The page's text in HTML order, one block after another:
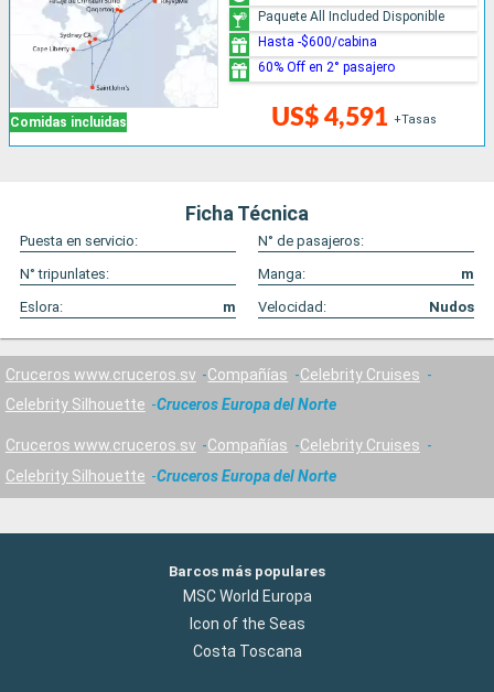
Comidas incluidas US$ 4,591 +Tasas
Paquete All Included Disponible
Hasta -$600/cabina
60% Off en 2° pasajero
Ficha Técnica
Puesta en servicio:
N° de pasajeros:
N° tripunlates:
Manga:
m
Eslora:
m Velocidad: Nudos
Cruceros www.cruceros.sv Compañías
Celebrity Cruises
Celebrity Silhouette
Cruceros Europa del Norte
Cruceros www.cruceros.sv Compañías
Celebrity Cruises
Celebrity Silhouette
Cruceros Europa del Norte
Barcos más populares
MSC World Europa
Icon of the Seas
Costa Toscana